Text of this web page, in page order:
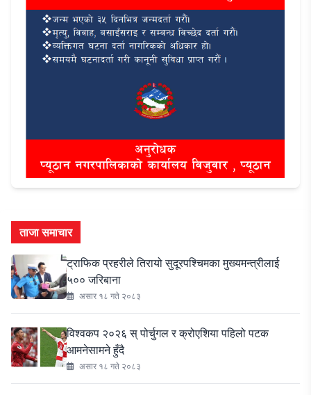
ताजा समाचार
ट्राफिक प्रहरीले तिरायो सुदूरपश्चिमका मुख्यमन्त्रीलाई
५०० जरिबाना
असार १८ गते २०८३
विश्वकप २०२६ स् पोर्चुगल र क्रोएशिया पहिलो पटक
आमनेसामने हुँदै
असार १८ गते २०८३